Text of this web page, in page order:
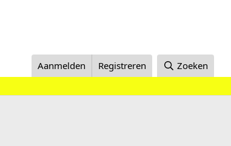
Aanmelden Registreren Zoeken